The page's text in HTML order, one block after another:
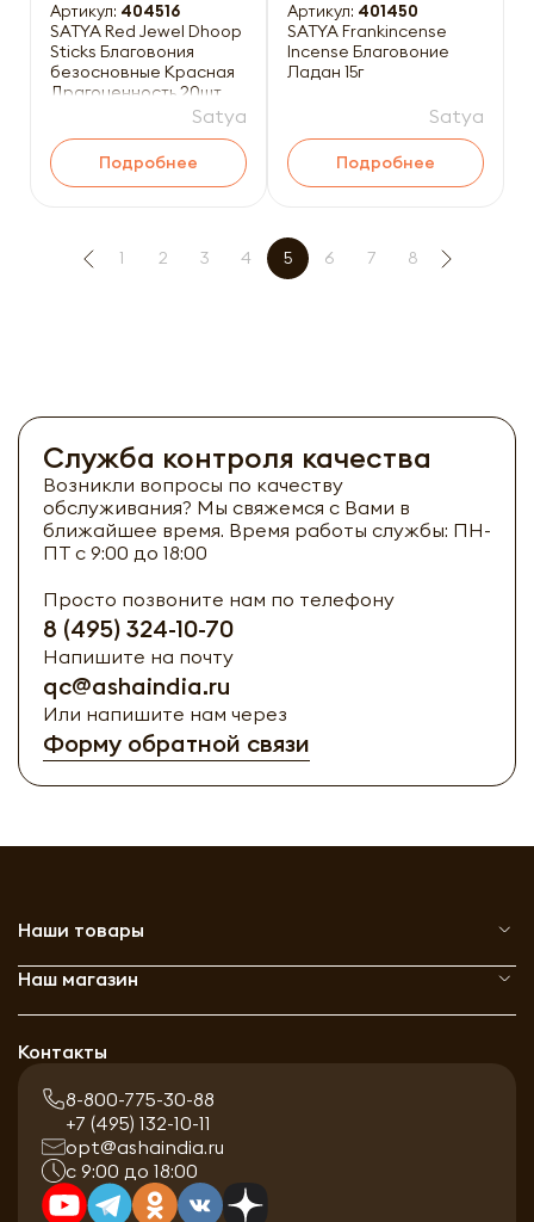
Артикул: 404516
SATYA Red Jewel Dhoop
Sticks Благовония
безосновные Красная
Драгоценность 20шт
Satya
Подробнее
Артикул: 401450
SATYA Frankincense
Incense Благовоние
Ладан 15г
Satya
Подробнее
1 2 3 4 5 6 7 8
Служба контроля качества
Возникли вопросы по качеству
обслуживания? Мы свяжемся с Вами в
ближайшее время. Время работы службы: ПН-
ПТ с 9:00 до 18:00
Просто позвоните нам по телефону
8 (495) 324-10-70
Напишите на почту
qc@ashaindia.ru
Или напишите нам через
Форму обратной связи
Наши товары
Наш магазин
Контакты
8-800-775-30-88
+7 (495) 132-10-11
opt@ashaindia.ru
с 9:00 до 18:00